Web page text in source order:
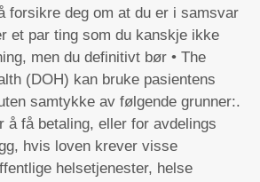
forsikre deg om at du er i samsvar
et par ting som du kanskje ikke
men du definitivt bør • The
(DOH) kan bruke pasientens
samtykke av følgende grunner:.
å få betaling, eller for avdelings
hvis loven krever visse
helsetjenester, helse